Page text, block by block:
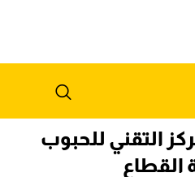
التقني للحبوب
القطاع